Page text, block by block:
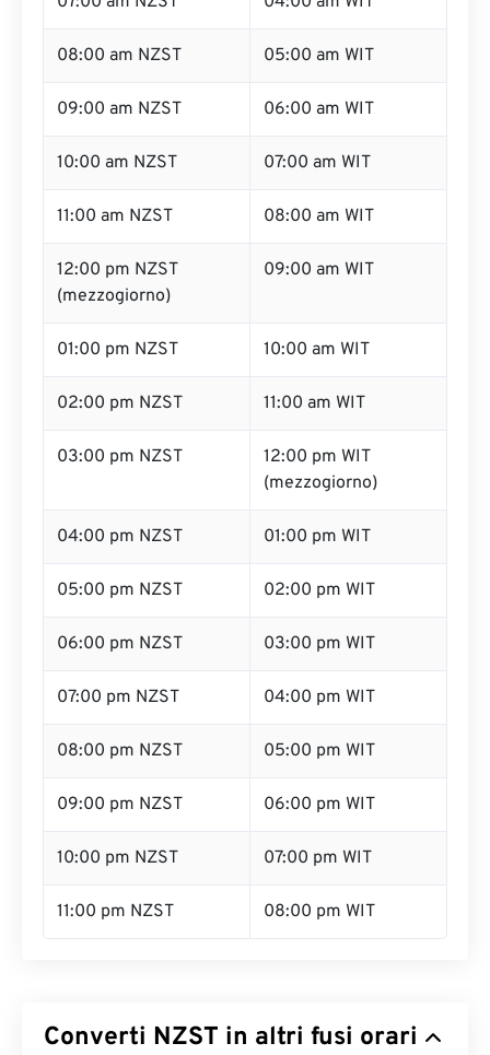
08:00 am NZST 05:00 am WIT
09:00 am NZST 06:00 am WIT
10:00 am NZST 07:00 am WIT
11:00 am NZST 08:00 am WIT
12:00 pm NZST
(mezzogiorno)
09:00 am WIT
01:00 pm NZST 10:00 am WIT
02:00 pm NZST 11:00 am WIT
03:00 pm NZST
12:00 pm WIT
(mezzogiorno)
04:00 pm NZST 01:00 pm WIT
05:00 pm NZST 02:00 pm WIT
06:00 pm NZST 03:00 pm WIT
07:00 pm NZST 04:00 pm WIT
08:00 pm NZST 05:00 pm WIT
09:00 pm NZST 06:00 pm WIT
10:00 pm NZST 07:00 pm WIT
11:00 pm NZST 08:00 pm WIT
Converti NZST in altri fusi orari